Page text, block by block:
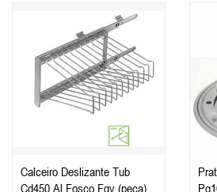
Calceiro Deslizante Tub
Cd450 Al Fosco Fgv (peça)